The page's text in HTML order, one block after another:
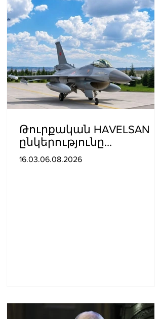
Թուրքական HAVELSAN
ընկերությունը
ռազմաoդային
16.03.06.08.2026